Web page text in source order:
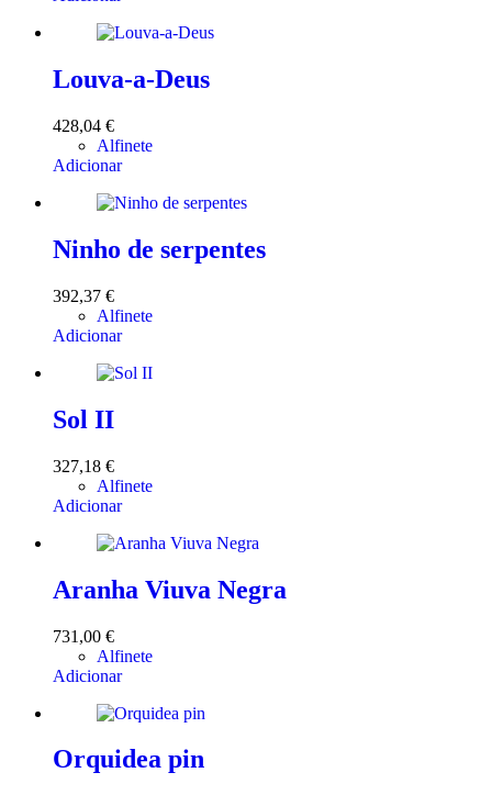
Louva-a-Deus
428,04 €
Alfinete
Adicionar
Ninho de serpentes
392,37 €
Alfinete
Adicionar
Sol II
327,18 €
Alfinete
Adicionar
Aranha Viuva Negra
731,00 €
Alfinete
Adicionar
Orquidea pin